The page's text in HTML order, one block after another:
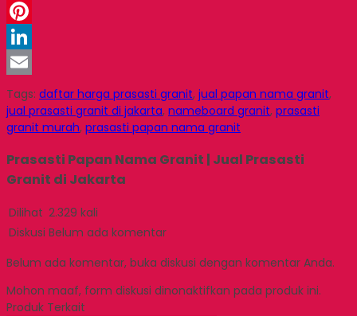
WhatsApp
Pinterest
LinkedIn
Email
Tags: daftar harga prasasti granit, jual papan nama granit,
jual prasasti granit di jakarta, nameboard granit, prasasti
granit murah, prasasti papan nama granit
Prasasti Papan Nama Granit | Jual Prasasti
Granit di Jakarta
Dilihat 2.329 kali
Diskusi Belum ada komentar
Belum ada komentar, buka diskusi dengan komentar Anda.
Mohon maaf, form diskusi dinonaktifkan pada produk ini.
Produk Terkait